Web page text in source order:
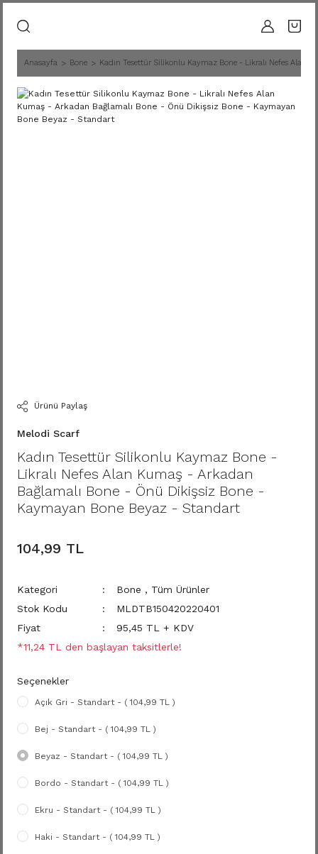
Anasayfa Bone Kadın Tesettür Silikonlu Kaymaz Bone - Likralı Nefes Alan
Ürünü Paylaş
Melodi Scarf
Kadın Tesettür Silikonlu Kaymaz Bone -
Likralı Nefes Alan Kumaş - Arkadan
Bağlamalı Bone - Önü Dikişsiz Bone -
Kaymayan Bone Beyaz - Standart
104,99 TL
Kategori Bone , Tüm Ürünler
Stok Kodu
MLDTB150420220401
Fiyat
95,45 TL + KDV
*11,24 TL den başlayan taksitlerle!
Seçenekler
Açık Gri - Standart - ( 104,99 TL )
Bej - Standart - ( 104,99 TL )
Beyaz - Standart - ( 104,99 TL )
Bordo - Standart - ( 104,99 TL )
Ekru - Standart - ( 104,99 TL )
Haki - Standart - ( 104,99 TL )